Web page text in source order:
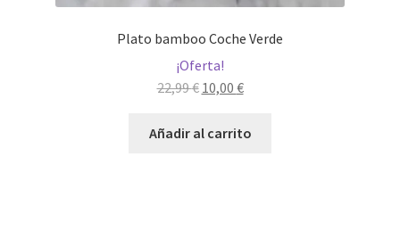
Plato bamboo Coche Verde
¡Oferta!
22,99€ El
original
10,00 €El
actual
Añadir al carrito